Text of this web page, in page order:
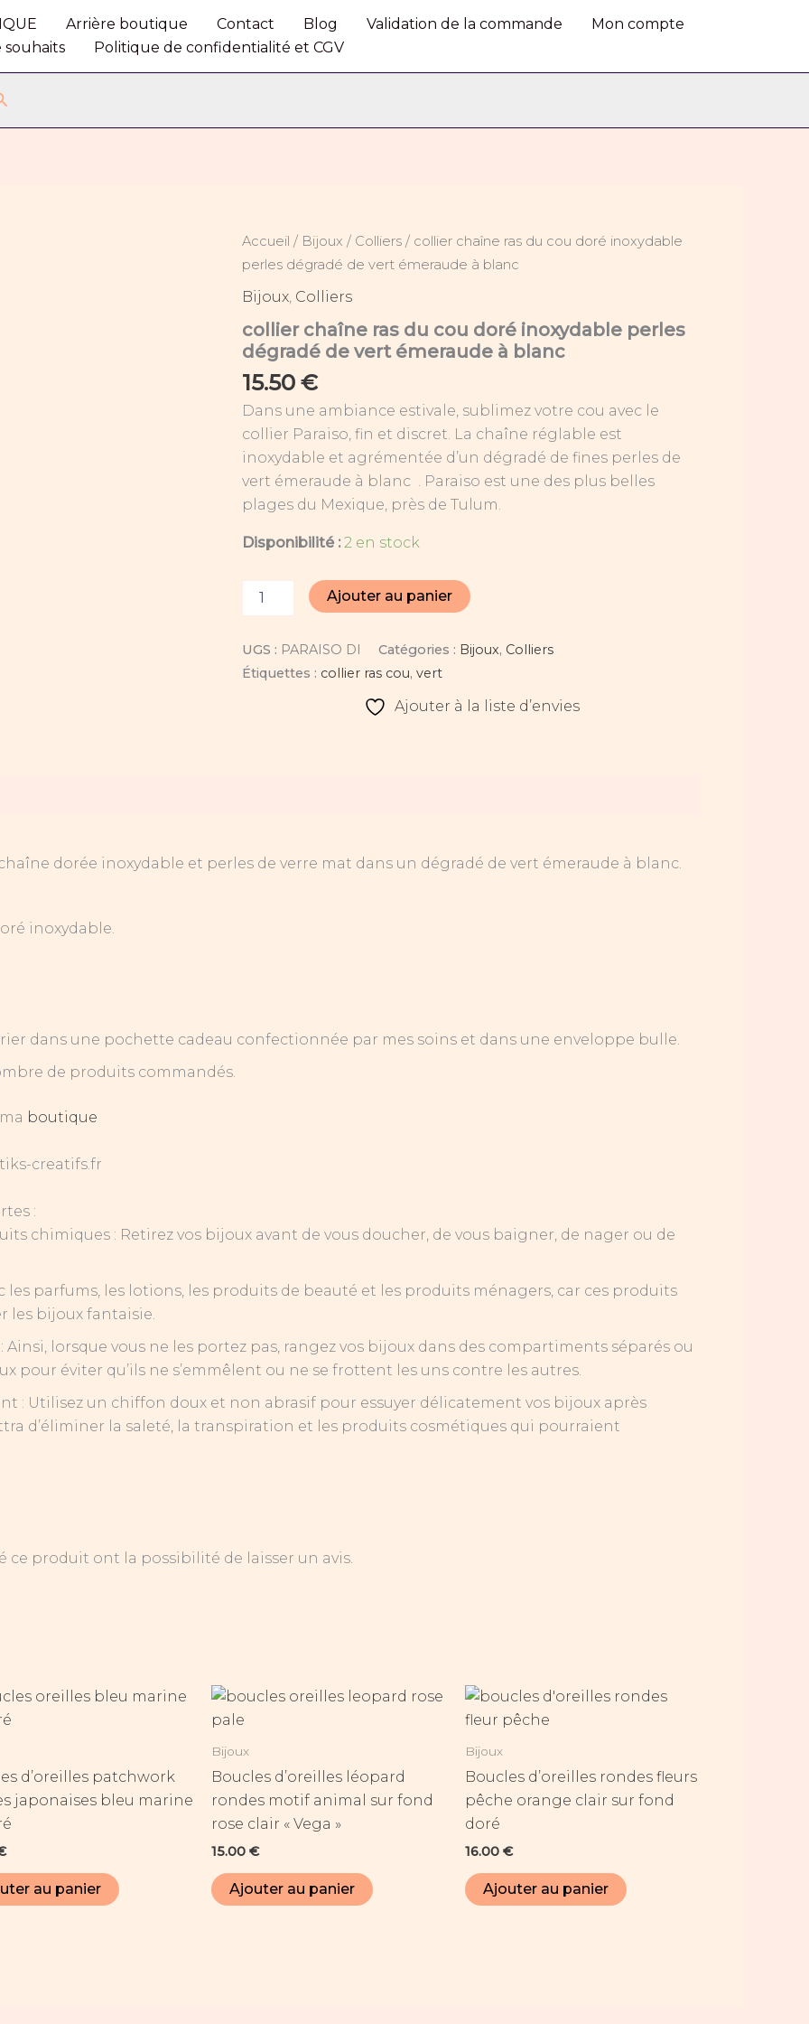
Arrière boutique Contact Blog Validation de la commande
Mon compte
souhaits Politique de confidentialité et CGV
Accueil / Bijoux / Colliers / collier chaîne ras du cou doré inoxydable
perles dégradé de vert émeraude à blanc
Bijoux Colliers
collier chaîne ras du cou doré inoxydable perles
dégradé de vert émeraude à blanc
15.50€
Dans une ambiance estivale, sublimez votre cou avec le
collier Paraiso, fin et discret. La chaîne réglable est
inoxydable et agrémentée d’un dégradé de fines perles de
vert émeraude à blanc . Paraiso est une des plus belles
plages du Mexique, près de Tulum.
Disponibilité : 2 en stock
quantité
collier
chaîne
ras
du
cou
doré
inoxydable
dégradé
de
vert
émeraude
à
blanc
Ajouter au panier
UGS : PARAISO DI Catégories : Bijoux, Colliers
Étiquettes : collier ras cou,vert
Ajouter à la liste d’envies
dorée inoxydable et perles de verre mat dans un dégradé de vert émeraude à blanc.
inoxydable.
dans une pochette cadeau confectionnée par mes soins et dans une enveloppe bulle.
de produits commandés.
boutique
creatifs.fr
:
chimiques : Retirez vos bijoux avant de vous doucher, de vous baigner, de nager ou de
les parfums, les lotions, les produits de beauté et les produits ménagers, car ces produits
les bijoux fantaisie.
Ainsi, lorsque vous ne les portez pas, rangez vos bijoux dans des compartiments séparés ou
pour éviter qu’ils ne s’emmêlent ou ne se frottent les uns contre les autres.
: Utilisez un chiffon doux et non abrasif pour essuyer délicatement vos bijoux après
d’éliminer la saleté, la transpiration et les produits cosmétiques qui pourraient
ce produit ont la possibilité de laisser un avis.
d’oreilles patchwork
japonaises bleu marine
au panier
Bijoux
Boucles d’oreilles léopard
rondes motif animal sur fond
rose clair « Vega »
15.00 €
Ajouter au panier
Bijoux
Boucles d’oreilles rondes fleurs
pêche orange clair sur fond
doré
16.00 €
Ajouter au panier
du
inoxydable
de